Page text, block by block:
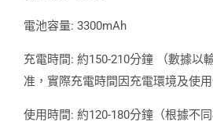
電池容量: 3300mAh
充電時間: 約150-210分鐘 （數據以
准，實際充電時間因充電環境及使用
使用時間: 約120-180分鐘（根據不